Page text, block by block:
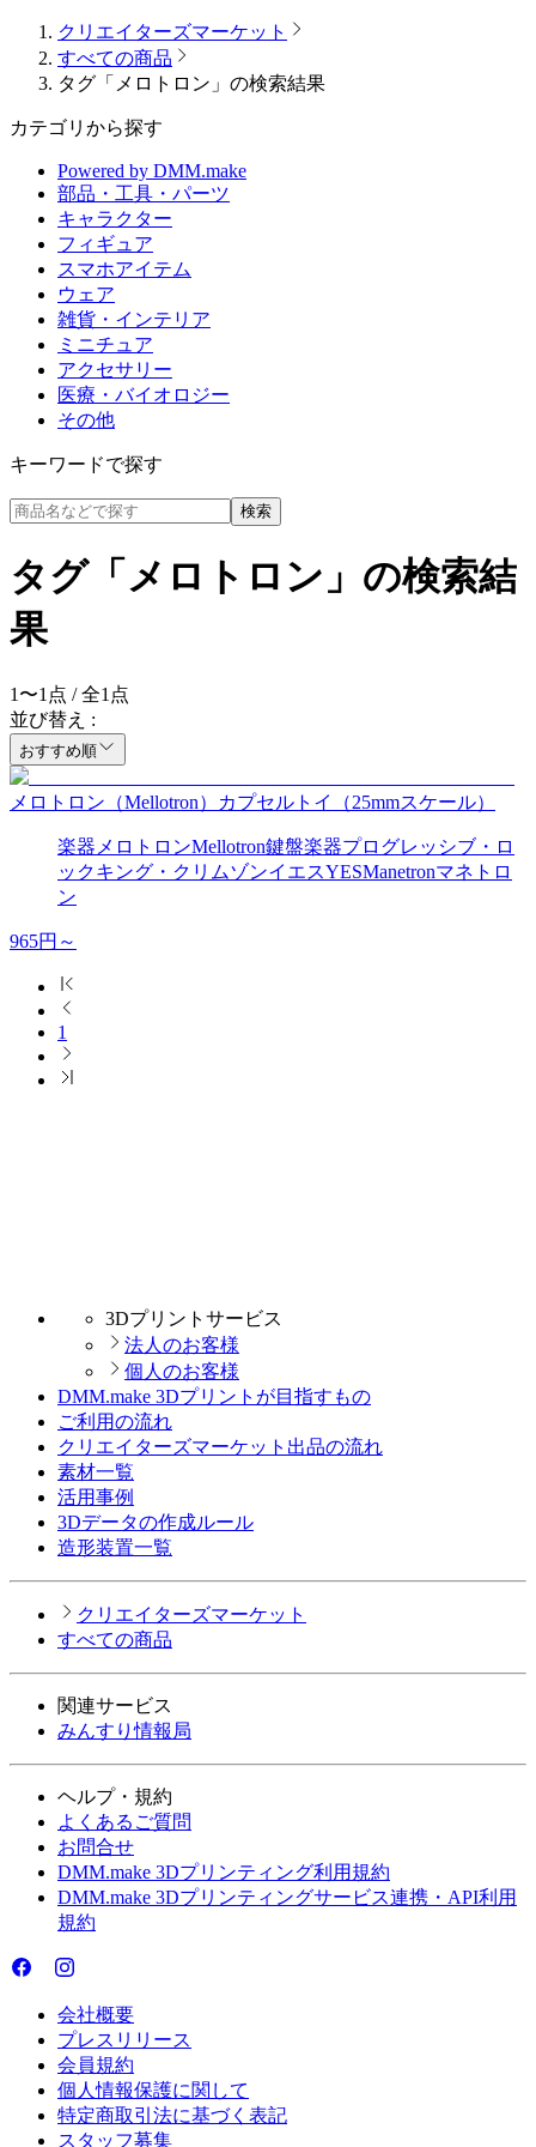
クリエイターズマーケット
すべての商品
タグ「メロトロン」の検索結果
カテゴリから探す
Powered by DMM.make
部品・工具・パーツ
キャラクター
フィギュア
スマホアイテム
ウェア
雑貨・インテリア
ミニチュア
アクセサリー
医療・バイオロジー
その他
キーワードで探す
検索
タグ「メロトロン」の検索結
果
1 〜1 点 / 全1 点
並び替え :
おすすめ順
メロトロン（Mellotron）カプセルトイ（25mmスケール）
楽器 メロトロンMellotron鍵盤楽器プログレッシブ・ロ
ックキング・クリムゾンイエスYESManetronマネトロ
ン
965円～
1
3Dプリントサービス
法人のお客様
個人のお客様
DMM.make 3Dプリントが目指すもの
ご利用の流れ
クリエイターズマーケット出品の流れ
素材一覧
活用事例
3Dデータの作成ルール
造形装置一覧
クリエイターズマーケット
すべての商品
関連サービス
みんすり情報局
ヘルプ・規約
よくあるご質問
お問合せ
DMM.make 3Dプリンティング利用規約
DMM.make 3Dプリンティングサービス連携・API利用
規約
会社概要
プレスリリース
会員規約
個人情報保護に関して
特定商取引法に基づく表記
スタッフ募集